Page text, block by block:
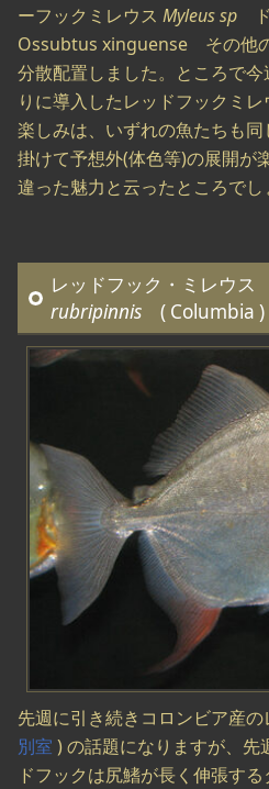
ーフックミレウス Myleus sp
Ossubtus xinguense その他
分散配置しました。ところで今
りに導入したレッドフックミ
楽しみは、いずれの魚たちも
掛けて予想外(体色等)の展開が
違った魅力と云ったところでし
レッドフック・ミレウス
rubripinnis ( Columbia )
先週に引き続きコロンビア産
別室 ) の話題になりますが、先
ドフックは尻鰭が長く伸張す